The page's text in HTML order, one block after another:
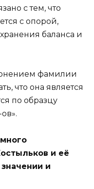
с тем, что
с опорой,
баланса и
фамилии
что она является
по образцу
и её
и